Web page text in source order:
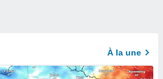
À la une